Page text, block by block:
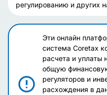
регулированию и других
Эти онлайн
система Coretax
расчета и уплаты
общую
регуляторов и
расхождения в